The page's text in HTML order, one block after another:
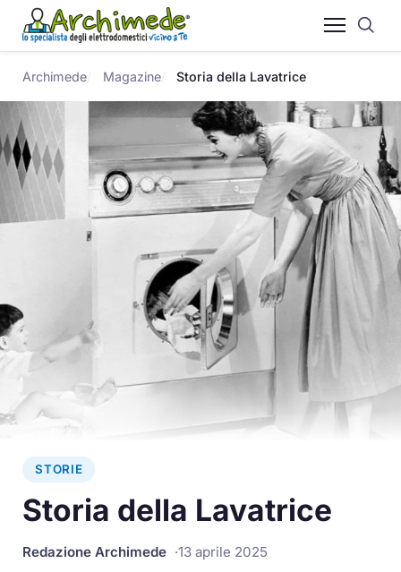
Archimede Magazine Storia della Lavatrice
STORIE
Storia della Lavatrice
Redazione Archimede 13 aprile 2025